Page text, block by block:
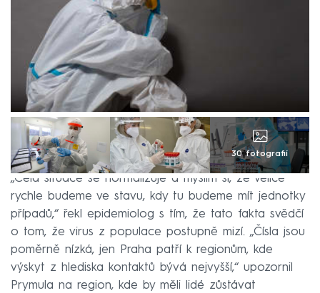
30 fotografií
„Celá situace se normalizuje a myslím si, že velice
rychle budeme ve stavu, kdy tu budeme mít jednotky
případů,“ řekl epidemiolog s tím, že tato fakta svědčí
o tom, že virus z populace postupně mizí. „Čísla jsou
poměrně nízká, jen Praha patří k regionům, kde
výskyt z hlediska kontaktů bývá nejvyšší,“ upozornil
Prymula na region, kde by měli lidé zůstávat